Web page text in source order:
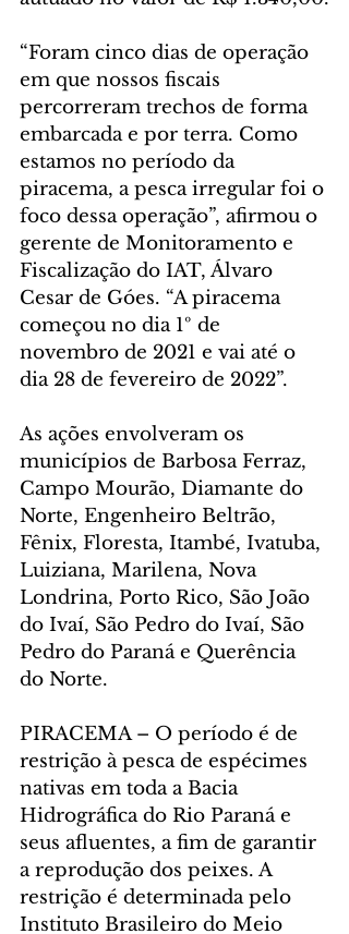
“Foram cinco dias de operação
em que nossos fiscais
percorreram trechos de forma
embarcada e por terra. Como
estamos no período da
piracema, a pesca irregular foi o
foco dessa operação”, afirmou o
gerente de Monitoramento e
Fiscalização do IAT, Álvaro
Cesar de Góes. “A piracema
começou no dia 1º de
novembro de 2021 e vai até o
dia 28 de fevereiro de 2022”.
As ações envolveram os
municípios de Barbosa Ferraz,
Campo Mourão, Diamante do
Norte, Engenheiro Beltrão,
Fênix, Floresta, Itambé, Ivatuba,
Luiziana, Marilena, Nova
Londrina, Porto Rico, São João
do Ivaí, São Pedro do Ivaí, São
Pedro do Paraná e Querência
do Norte.
PIRACEMA – O período é de
restrição à pesca de espécimes
nativas em toda a Bacia
Hidrográfica do Rio Paraná e
seus afluentes, a fim de garantir
a reprodução dos peixes. A
restrição é determinada pelo
Instituto Brasileiro do Meio